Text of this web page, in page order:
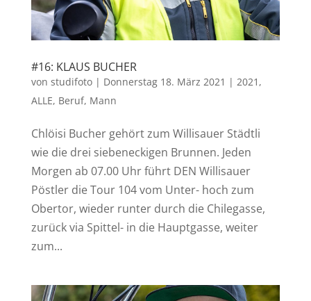
#16: KLAUS BUCHER
von studifoto| Donnerstag 18. März 2021 | 2021 ,
ALLE, Beruf, Mann
Chlöisi Bucher gehört zum Willisauer Städtli
wie die drei siebeneckigen Brunnen. Jeden
Morgen ab 07.00 Uhr führt DEN Willisauer
Pöstler die Tour 104 vom Unter- hoch zum
Obertor, wieder runter durch die Chilegasse,
zurück via Spittel- in die Hauptgasse, weiter
zum...